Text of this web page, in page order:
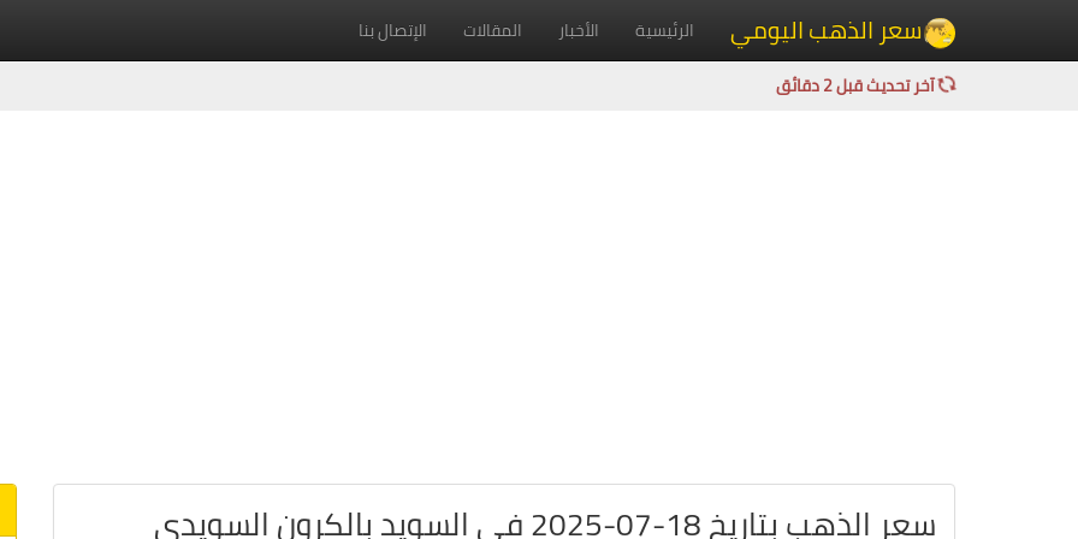
سعر الذهب اليومي الرئيسية الأخبار المقالات الإتصال بنا
آخر تحديث قبل 2 دقائق
سعر الذهب بتاريخ 18-07-2025 في السويد بالكرون السويدي